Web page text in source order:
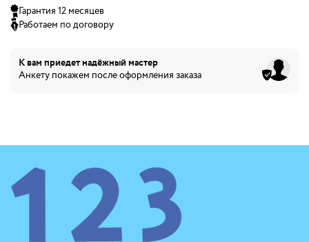
Гарантия 12 месяцев
Работаем по договору
К вам приедетнадёжный мастер
Анкету покажем после оформления заказа